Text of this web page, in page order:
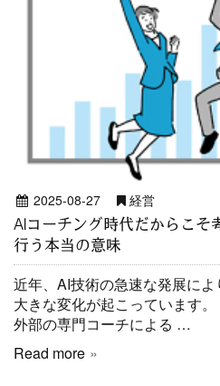
2025-08-27 経営
AIコーチング時代だからこそ
行う本当の意味
近年、AI技術の急速な発展に
大きな変化が起こっています
外部の専門コーチによる …
Read more